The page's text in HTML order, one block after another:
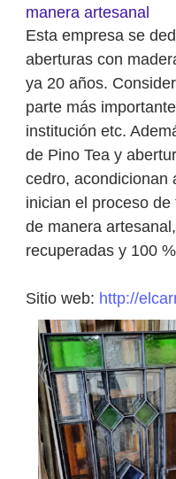
manera artesanal
Esta empresa se
aberturas con
ya 20 años.
parte más
institución etc.
de Pino Tea y
cedro, acondicionan
inician el proceso
de manera
recuperadas y 100
Sitio web: http://